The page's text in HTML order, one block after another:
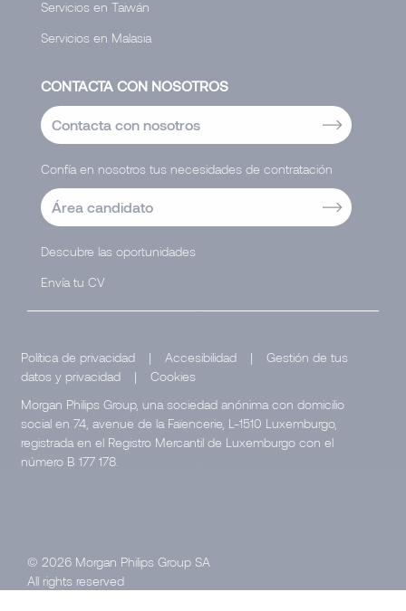
Servicios en Taiwán
Servicios en Malasia
CONTACTA CON NOSOTROS
Contacta con nosotros
Confía en nosotros tus necesidades de contratación
Área candidato
Descubre las oportunidades
Envía tu CV
Política de privacidad | Accesibilidad |
Gestión de tus
datos y privacidad
|
Cookies
Morgan Philips Group, una sociedad anónima con domicilio
social en 74, avenue de la Faïencerie, L-1510 Luxemburgo,
registrada en el Registro Mercantil de Luxemburgo con el
número B 177 178.
© 2026 Morgan Philips Group SA
All rights reserved